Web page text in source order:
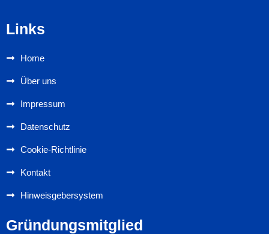
Links
Home
Über uns
Impressum
Datenschutz
Cookie-Richtlinie
Kontakt
Hinweisgebersystem
Gründungsmitglied